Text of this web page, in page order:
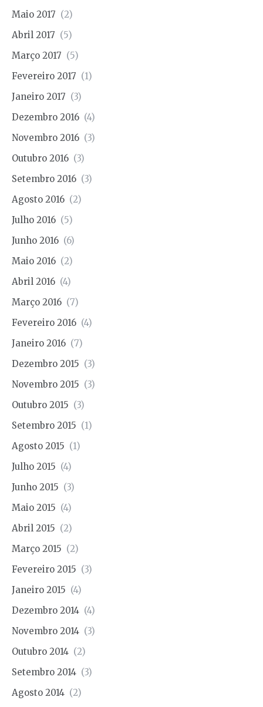
Maio 2017 (2)
Abril 2017 (5)
Março 2017 (5)
Fevereiro 2017 (1)
Janeiro 2017 (3)
Dezembro 2016 (4)
Novembro 2016 (3)
Outubro 2016 (3)
Setembro 2016 (3)
Agosto 2016 (2)
Julho 2016 (5)
Junho 2016 (6)
Maio 2016 (2)
Abril 2016 (4)
Março 2016 (7)
Fevereiro 2016 (4)
Janeiro 2016 (7)
Dezembro 2015 (3)
Novembro 2015 (3)
Outubro 2015 (3)
Setembro 2015 (1)
Agosto 2015 (1)
Julho 2015 (4)
Junho 2015 (3)
Maio 2015 (4)
Abril 2015 (2)
Março 2015 (2)
Fevereiro 2015 (3)
Janeiro 2015 (4)
Dezembro 2014 (4)
Novembro 2014 (3)
Outubro 2014 (2)
Setembro 2014 (3)
Agosto 2014 (2)